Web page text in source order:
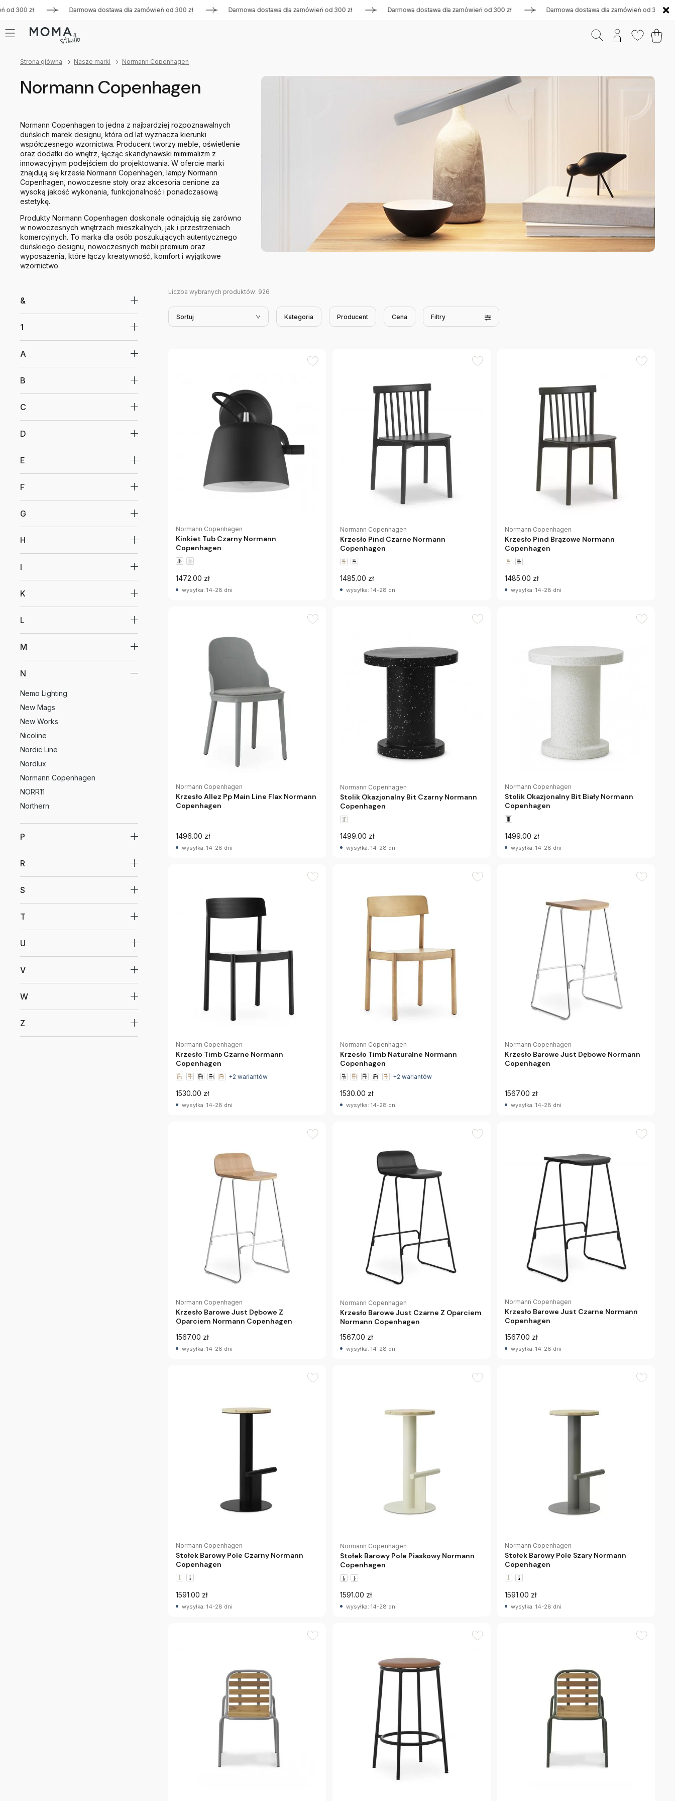
zł Darmowa dostawa dla zamówień od 300 zł Darmowa dostawa dla zamówień od 300 zł Darmowa dostawa dla zamówień od 300 zł Darmowa dostawa dla zamówień od 300 zł
Strona główna Nasze marki Normann Copenhagen
Normann Copenhagen
Normann Copenhagen to jedna z najbardziej rozpoznawalnych
duńskich marek designu, która od lat wyznacza kierunki
współczesnego wzornictwa. Producent tworzy meble, oświetlenie
oraz dodatki do wnętrz, łącząc skandynawski mimimalizm z
innowacyjnym podejściem do projektowania. W ofercie marki
znajdują się krzesła Normann Copenhagen, lampy Normann
Copenhagen, nowoczesne stoły oraz akcesoria cenione za
wysoką jakość wykonania, funkcjonalność i ponadczasową
estetykę.
Produkty Normann Copenhagen doskonale odnajdują się zarówno
w nowoczesnych wnętrzach mieszkalnych, jak i przestrzeniach
komercyjnych. To marka dla osób poszukujących autentycznego
duńskiego designu, nowoczesnych mebli premium oraz
wyposażenia, które łączy kreatywność, komfort i wyjątkowe
wzornictwo.
&
1
A
B
C
D
E
F
G
H
I
K
L
M
N
Nemo Lighting
New Mags
New Works
Nicoline
Nordic Line
Nordlux
Normann Copenhagen
NORR11
Northern
P
R
S
T
U
V
W
Z
Liczba wybranych produktów: 926
Sortuj Kategoria Producent Cena Filtry
Normann Copenhagen
Kinkiet Tub Czarny Normann
Copenhagen
1472.00 zł
wysyłka: 14-28 dni
Normann Copenhagen
Krzesło Pind Czarne Normann
Copenhagen
1485.00 zł
wysyłka: 14-28 dni
Normann Copenhagen
Krzesło Pind Brązowe Normann
Copenhagen
1485.00 zł
wysyłka: 14-28 dni
Normann Copenhagen
Krzesło Allez Pp Main Line Flax Normann
Copenhagen
1496.00 zł
wysyłka: 14-28 dni
Normann Copenhagen
Stolik Okazjonalny Bit Czarny Normann
Copenhagen
1499.00 zł
wysyłka: 14-28 dni
Normann Copenhagen
Stolik Okazjonalny Bit Biały Normann
Copenhagen
1499.00 zł
wysyłka: 14-28 dni
Normann Copenhagen
Krzesło Timb Czarne Normann
Copenhagen
+2 wariantów
1530.00 zł
wysyłka: 14-28 dni
Normann Copenhagen
Krzesło Timb Naturalne Normann
Copenhagen
+2 wariantów
1530.00 zł
wysyłka: 14-28 dni
Normann Copenhagen
Krzesło Barowe Just Dębowe Normann
Copenhagen
1567.00 zł
wysyłka: 14-28 dni
Normann Copenhagen
Krzesło Barowe Just Dębowe Z
Oparciem Normann Copenhagen
1567.00 zł
wysyłka: 14-28 dni
Normann Copenhagen
Krzesło Barowe Just Czarne Z Oparciem
Normann Copenhagen
1567.00 zł
wysyłka: 14-28 dni
Normann Copenhagen
Krzesło Barowe Just Czarne Normann
Copenhagen
1567.00 zł
wysyłka: 14-28 dni
Normann Copenhagen
Stołek Barowy Pole Czarny Normann
Copenhagen
1591.00 zł
wysyłka: 14-28 dni
Normann Copenhagen
Stołek Barowy Pole Piaskowy Normann
Copenhagen
1591.00 zł
wysyłka: 14-28 dni
Normann Copenhagen
Stołek Barowy Pole Szary Normann
Copenhagen
1591.00 zł
wysyłka: 14-28 dni